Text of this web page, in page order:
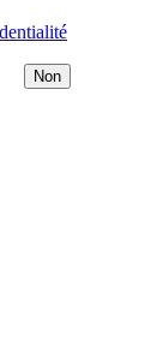
Non